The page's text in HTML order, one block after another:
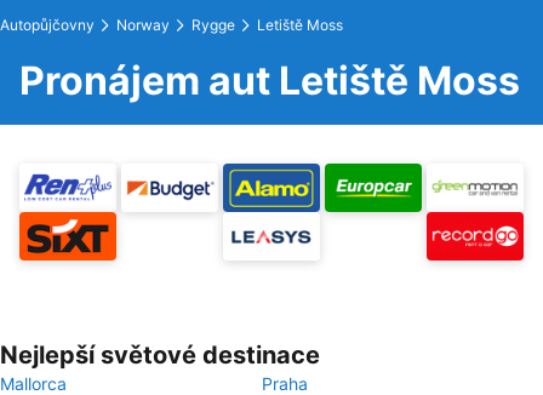
Autopůjčovny Norway Rygge Letiště Moss
Pronájem aut Letiště Moss
Nejlepší světové destinace
Mallorca
Praha